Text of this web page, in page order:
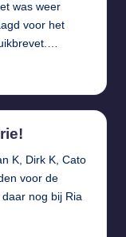
was weer
voor het
K, Dirk K, Cato
voor de
nog bij Ria